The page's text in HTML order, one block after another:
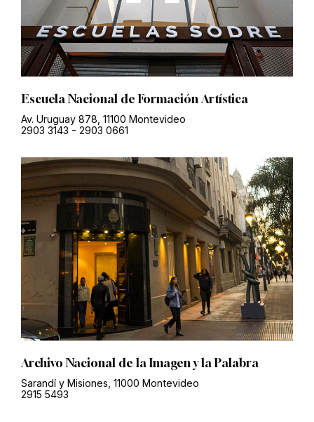
Escuela Nacional de Formación Artística
Av. Uruguay 878, 11100 Montevideo
2903 3143 - 2903 0661
Archivo Nacional de la Imagen y la Palabra
Sarandí y Misiones, 11000 Montevideo
2915 5493